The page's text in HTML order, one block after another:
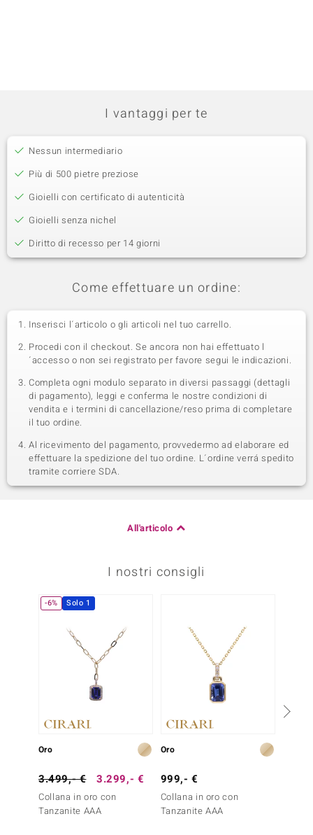
I vantaggi per te
Nessun intermediario
Più di 500 pietre preziose
Gioielli con certificato di autenticità
Gioielli senza nichel
Diritto di recesso per 14 giorni
Come effettuare un ordine:
Inserisci l´articolo o gli articoli nel tuo carrello.
Procedi con il checkout. Se ancora non hai effettuato l
´accesso o non sei registrato per favore segui le indicazioni.
Completa ogni modulo separato in diversi passaggi (dettagli
di pagamento), leggi e conferma le nostre condizioni di
vendita e i termini di cancellazione/reso prima di completare
il tuo ordine.
Al ricevimento del pagamento, provvedermo ad elaborare ed
effettuare la spedizione del tuo ordine. L´ordine verrá spedito
tramite corriere SDA.
All'articolo
I nostri consigli
-6% Solo 1
Oro
3.499,- € 3.299,- €
Collana in oro con
Tanzanite AAA
Oro
999,- €
Collana in oro con
Tanzanite AAA